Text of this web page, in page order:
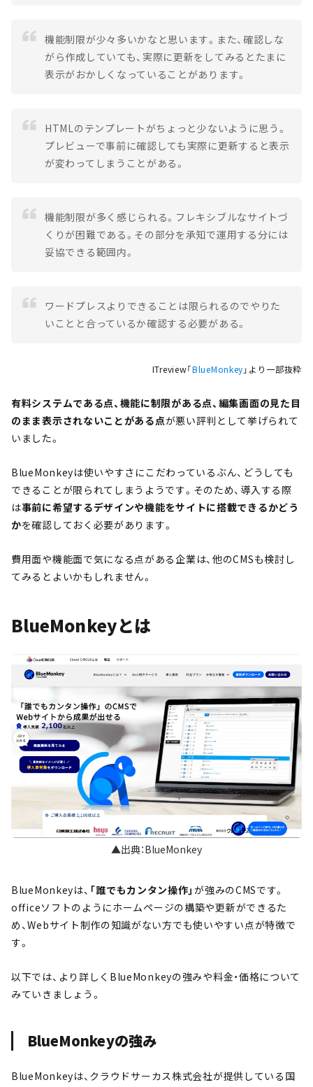
機能制限が少々多いかなと思います。また、確認しな
がら作成していても、実際に更新をしてみるとたまに
表示がおかしくなっていることがあります。
HTMLのテンプレートがちょっと少ないように思う。
プレビューで事前に確認しても実際に更新すると表示
が変わってしまうことがある。
機能制限が多く感じられる。フレキシブルなサイトづ
くりが困難である。その部分を承知で運用する分には
妥協できる範囲内。
ワードプレスよりできることは限られるのでやりた
いことと合っているか確認する必要がある。
ITreview「BlueMonkey 」より一部抜粋
有料システムである点、機能に制限がある点、編集画面の見た目
のまま表示されないことがある点が悪い評判として挙げられて
いました。
BlueMonkeyは使いやすさにこだわっているぶん、どうしても
できることが限られてしまうようです。そのため、導入する際
は事前に希望するデザインや機能をサイトに搭載できるかどう
かを確認しておく必要があります。
費用面や機能面で気になる点がある企業は、他のCMSも検討し
てみるとよいかもしれません。
BlueMonkeyとは
▲出典：BlueMonkey
BlueMonkeyは、 「誰でもカンタン操作」が強みのCMSです。
officeソフトのようにホームページの構築や更新ができるた
め、Webサイト制作の知識がない方でも使いやすい点が特徴で
す。
以下では、より詳しくBlueMonkeyの強みや料金・価格について
みていきましょう。
BlueMonkeyの強み
BlueMonkeyは、クラウドサーカス株式会社が提供している国